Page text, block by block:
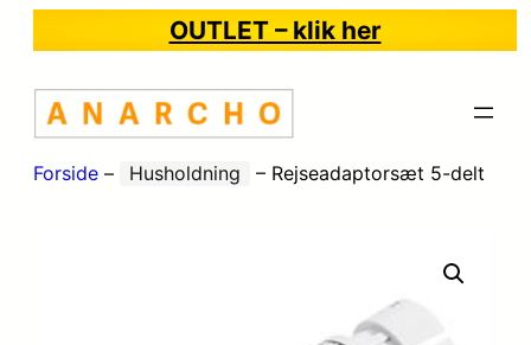
OUTLET – klik her
Forside – Husholdning – Rejseadaptorsæt 5-delt